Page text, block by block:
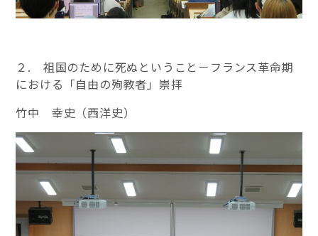
２. 祖国のために死ぬということ－フランス革命期
における「自由の殉教者」崇拝
竹中 幸史（西洋史）